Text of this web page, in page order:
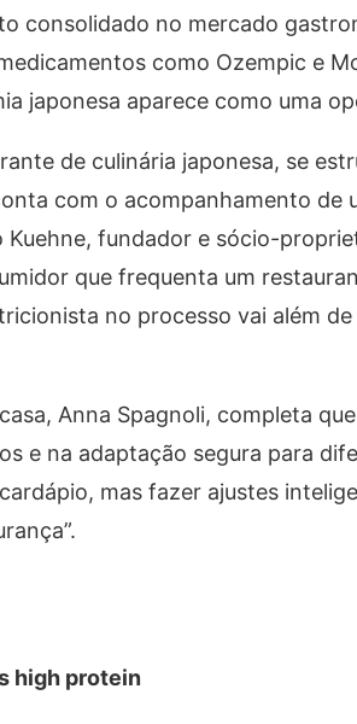
consolidado no mercado
como Ozempic e
japonesa aparece como uma
de culinária japonesa, se
com o acompanhamento
Kuehne, fundador e sócio-
que frequenta um
no processo vai além
Anna Spagnoli, completa
e na adaptação segura para
mas fazer ajustes
high protein